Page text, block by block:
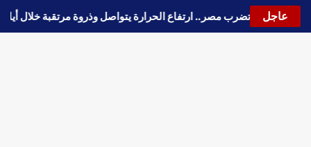
عاجل
حارة جديدة تضرب مصر.. ارتفاع الحرارة يتواصل وذروة مرتقبة خلال